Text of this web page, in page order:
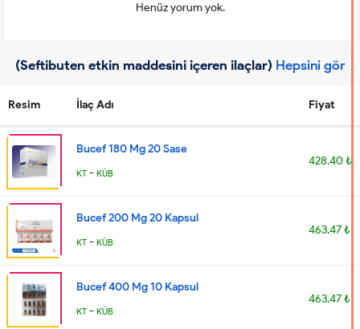
Henüz yorum yok.
(Seftibuten etkin maddesini içeren ilaçlar) Hepsini gör
Resim İlaç Adı Fiyat
Bucef 180 Mg 20 Sase
KT - KÜB
428.40 ₺
Bucef 200 Mg 20 Kapsul
KT - KÜB
463.47 ₺
Bucef 400 Mg 10 Kapsul
KT - KÜB
463.47 ₺